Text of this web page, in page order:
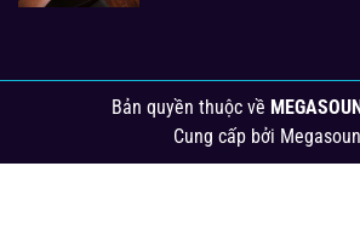
Bản quyền thuộc về
Cung cấp bởi